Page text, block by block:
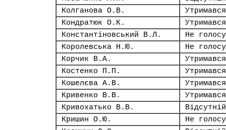
Колганова О.В.
Утримався
Кондратюк О.К.
Утримався
Константіновський В.Л.
Не
Королевська Н.Ю.
Не
Корчик В.А.
Утримався
Костенко П.П.
Утримався
Кошелєва А.В.
Утримався
Кривенко В.В.
Утримався
Кривохатько В.В.
Відсутній
Кришин О.Ю.
Не